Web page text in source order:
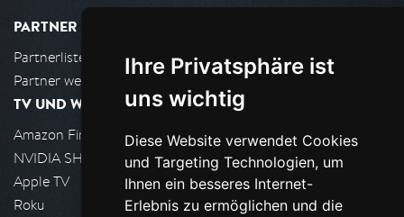
Ihre Privatsphäre ist
uns wichtig
Diese Website verwendet Cookies
und Targeting Technologien, um
Ihnen ein besseres Internet-
Erlebnis zu ermöglichen und die
PARTNER
Partnerliste
Partner werden
TV UND WOHNZIMMER
Amazon FireTV
NVIDIA SHIELD, Google TV
Apple TV
Roku